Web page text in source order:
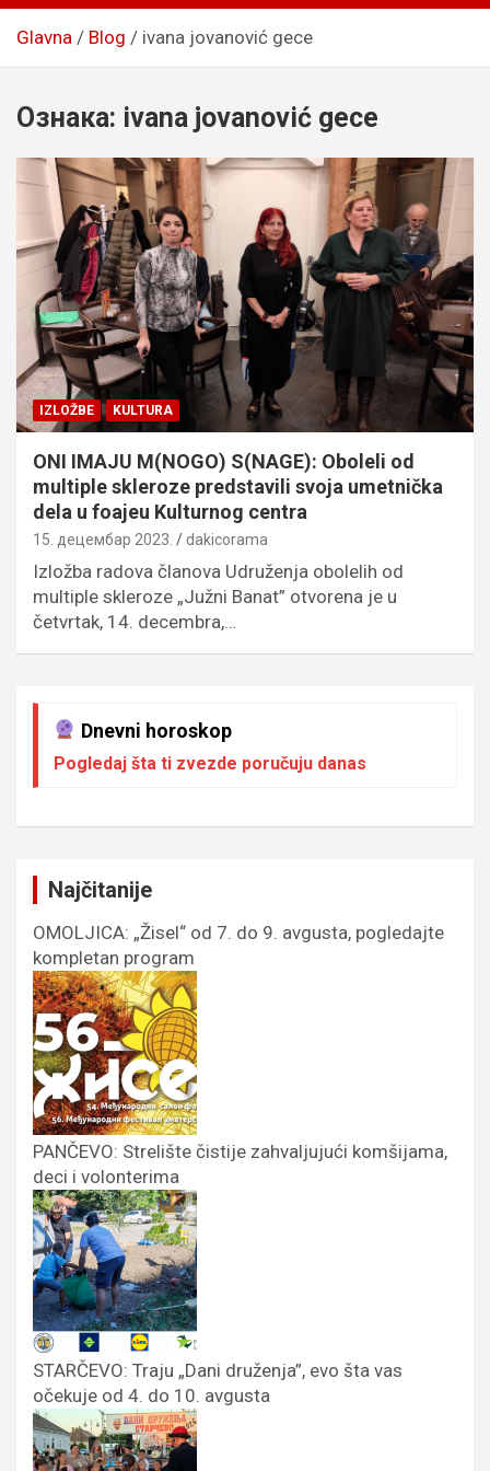
Glavna Blog ivana jovanović gece
Ознака: ivana jovanović gece
IZLOŽBE KULTURA
ONI IMAJU M(NOGO) S(NAGE): Oboleli od
multiple skleroze predstavili svoja umetnička
dela u foajeu Kulturnog centra
15. децембар 2023. dakicorama
Izložba radova članova Udruženja obolelih od
multiple skleroze „Južni Banat” otvorena je u
četvrtak, 14. decembra,…
Dnevni horoskop
Pogledaj šta ti zvezde poručuju danas
Najčitanije
OMOLJICA: „Žisel“ od 7. do 9. avgusta, pogledajte
kompletan program
PANČEVO: Strelište čistije zahvaljujući komšijama,
deci i volonterima
STARČEVO: Traju „Dani druženja”, evo šta vas
očekuje od 4. do 10. avgusta